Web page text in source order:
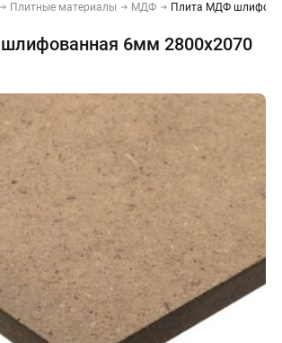
Плитные материалы МДФ Плита МДФ
6мм 2800х2070